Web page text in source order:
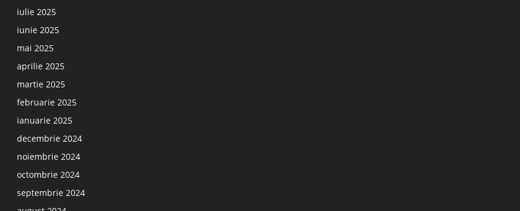
iulie 2025
iunie 2025
mai 2025
aprilie 2025
martie 2025
februarie 2025
ianuarie 2025
decembrie 2024
noiembrie 2024
octombrie 2024
septembrie 2024